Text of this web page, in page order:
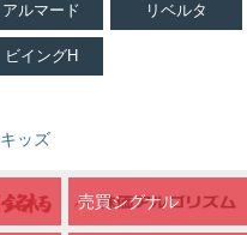
アルマード リベルタ
ビイングH
キッズ
売買シグナル